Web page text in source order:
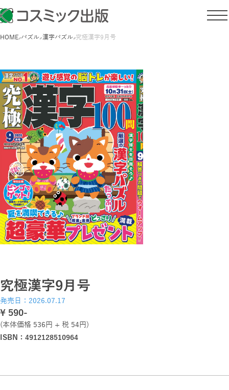
HOME パズル 漢字パズル 究極漢字9月号
究極漢字9月号
発売日：2026.07.17
\ 590-
(本体価格 536円 + 税 54円)
ISBN：4912128510964